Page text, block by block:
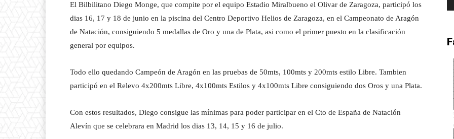
El Bilbilitano Diego Monge, que compite por el equipo Estadio Miralbueno el Olivar de Zaragoza, participó los
dias 16, 17 y 18 de junio en la piscina del Centro Deportivo Helios de Zaragoza, en el Campeonato de Aragón
de Natación, consiguiendo 5 medallas de Oro y una de Plata, asi como el primer puesto en la clasificación
general por equipos.
Todo ello quedando Campeón de Aragón en las pruebas de 50mts, 100mts y 200mts estilo Libre. Tambien
participó en el Relevo 4x200mts Libre, 4x100mts Estilos y 4x100mts Libre consiguiendo dos Oros y una Plata.
Con estos resultados, Diego consigue las mínimas para poder participar en el Cto de España de Natación
Alevín que se celebrara en Madrid los dias 13, 14, 15 y 16 de julio.